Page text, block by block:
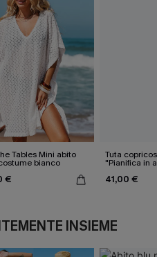
Tables Mini abito
bianco
€
Tuta
"Pianifica in
41,00 €
INSIEME